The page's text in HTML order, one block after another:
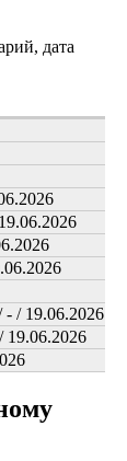
дата
- / 19.06.2026
19.06.2026